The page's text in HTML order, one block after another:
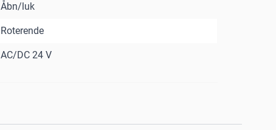
Åbn/luk
Roterende
AC/DC 24 V